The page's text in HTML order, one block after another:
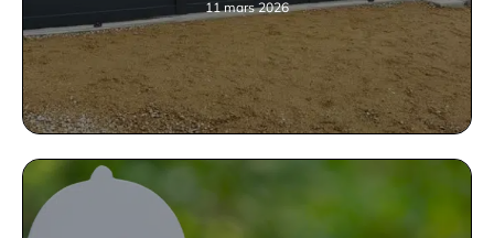
11 mars 2026